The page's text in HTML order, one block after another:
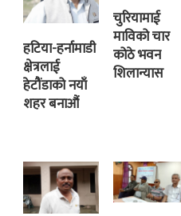
हटिया-हर्नामाडी
क्षेत्रलाई
हेटौंडाको नयाँ
शहर बनाऔं
चुरियामाई
माविको चार
कोठे भवन
शिलान्यास